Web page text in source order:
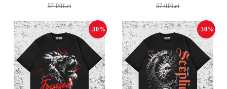
57.00Lei 57.00Lei
-30% -30%